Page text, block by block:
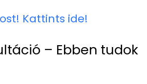
Kattints ide!
– Ebben tudok